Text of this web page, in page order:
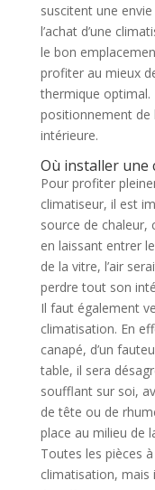
suscitent une
l’achat d’une
le bon
profiter au mieux
thermique optimal.
positionnement de
intérieure.
Où installer une
Pour profiter
climatiseur, il est
source de chaleur,
en laissant entrer
de la vitre, l’air
perdre tout son
Il faut également
climatisation. En
canapé, d’un
table, il sera
soufflant sur soi,
de tête ou de
place au milieu de
Toutes les pièces
climatisation, mais